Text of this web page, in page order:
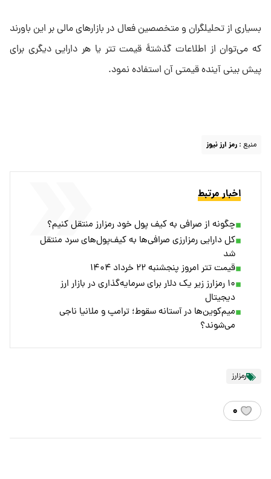
بسیاری از تحلیلگران و متخصصین فعال در بازار‌های مالی بر این باورند
که می‌توان از اطلاعات گذشتۀ قیمت تتر یا هر دارایی دیگری برای
پیش بینی آینده قیمتی آن استفاده نمود.
منبع : رمز ارز نیوز
اخبار مرتبط
چگونه از صرافی به کیف پول خود رمزارز منتقل کنیم؟
کل دارایی رمزارزی صرافی‌ها به کیف‌پول‌های سرد منتقل
شد
قیمت تتر امروز پنجشنبه ۲۲ خرداد ۱۴۰۴
۱۰ رمزارز زیر یک دلار برای سرمایه‌گذاری در بازار ارز
دیجیتال
میم‌کوین‌ها در آستانه سقوط؛ ترامپ و ملانیا ناجی
می‌شوند؟
رمزارز
۰